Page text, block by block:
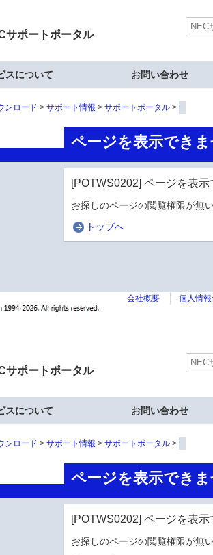
サポートポータル
スについて お問い合わせ
ンロード サポート情報 サポートポータル
ページを表示でき
[POTWS0202] ページを表
お探しのページの閲覧権限が無
トップへ
会社概要 個人情
サポートポータル
スについて お問い合わせ
ンロード サポート情報 サポートポータル
ページを表示でき
[POTWS0202] ページを表
お探しのページの閲覧権限が無